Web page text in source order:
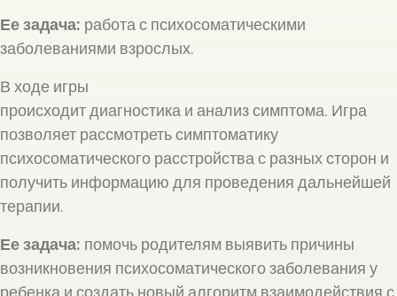
Ее задача: работа с психосоматическими
заболеваниями взрослых.
В ходе игры
происходит диагностика и анализ симптома. Игра
позволяет рассмотреть симптоматику
психосоматического расстройства с разных сторон и
получить информацию для проведения дальнейшей
терапии.
Ее задача: помочь родителям выявить причины
возникновения психосоматического заболевания у